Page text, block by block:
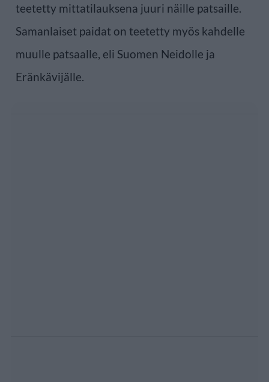
teetetty mittatilauksena juuri näille patsaille.
Samanlaiset paidat on teetetty myös kahdelle
muulle patsaalle, eli Suomen Neidolle ja
Eränkävijälle.